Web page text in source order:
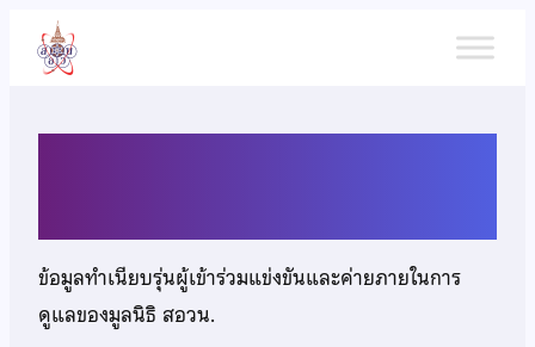
เนื้อหา
ข้อมูลทำเนียบรุ่นผู้เข้าร่วมแข่งขันและค่ายภายในการ
ดูแลของมูลนิธิ สอวน.